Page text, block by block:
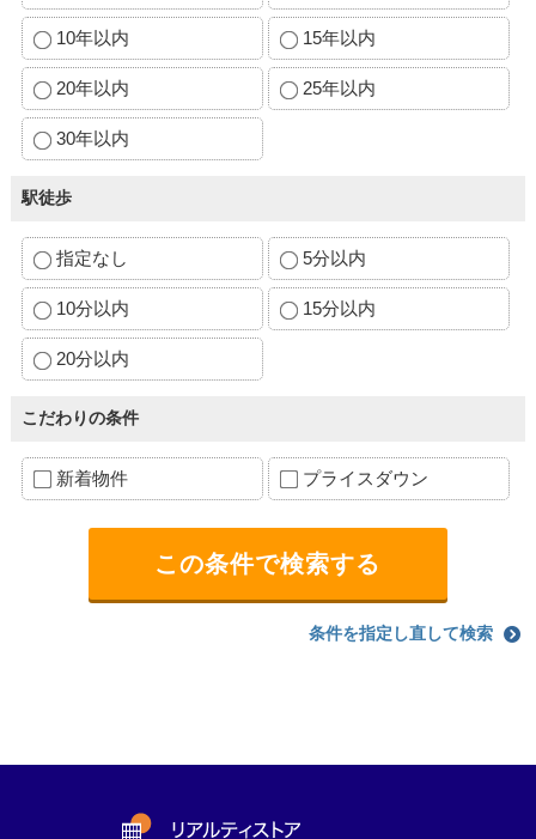
10年以内 15年以内
20年以内 25年以内
30年以内
駅徒歩
指定なし 5分以内
10分以内 15分以内
20分以内
こだわりの条件
新着物件 プライスダウン
条件を指定し直して検索